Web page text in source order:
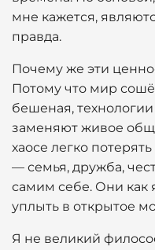
мне кажется,
правда.
Почему же эти
Потому что мир
бешеная,
заменяют живое
хаосе легко
— семья, дружба,
самим себе. Они как
уплыть в открытое
Я не великий